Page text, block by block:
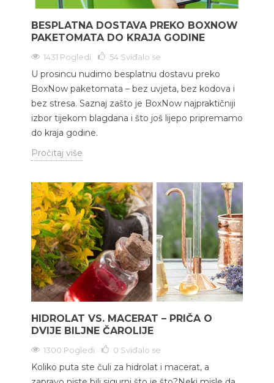
BESPLATNA DOSTAVA PREKO BOXNOW
PAKETOMATA DO KRAJA GODINE
1431 Pogledi 54 Sviđalo se
U prosincu nudimo besplatnu dostavu preko
BoxNow paketomata – bez uvjeta, bez kodova i
bez stresa. Saznaj zašto je BoxNow najpraktičniji
izbor tijekom blagdana i što još lijepo pripremamo
do kraja godine.
Pročitaj više
HIDROLAT VS. MACERAT – PRIČA O
DVIJE BILJNE ČAROLIJE
1300 Pogledi 0 Sviđalo se
Koliko puta ste čuli za hidrolat i macerat, a